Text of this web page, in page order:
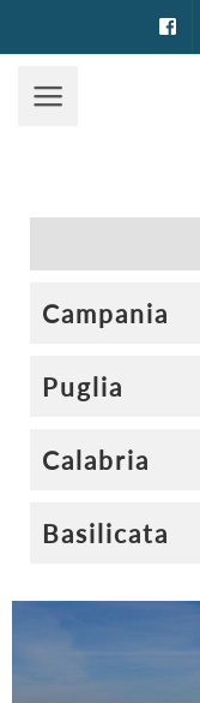
Campania
Puglia
Calabria
Basilicata